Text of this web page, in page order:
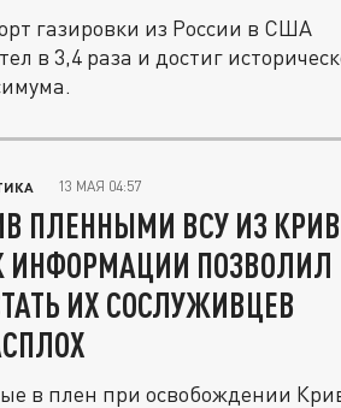
газировки из России в США
в 3,4 раза и достиг
13 МАЯ 04:57
ПЛЕННЫМИ ВСУ ИЗ
ИНФОРМАЦИИ ПОЗВОЛИЛ
ИХ СОСЛУЖИВЦЕВ
в плен при освобождении